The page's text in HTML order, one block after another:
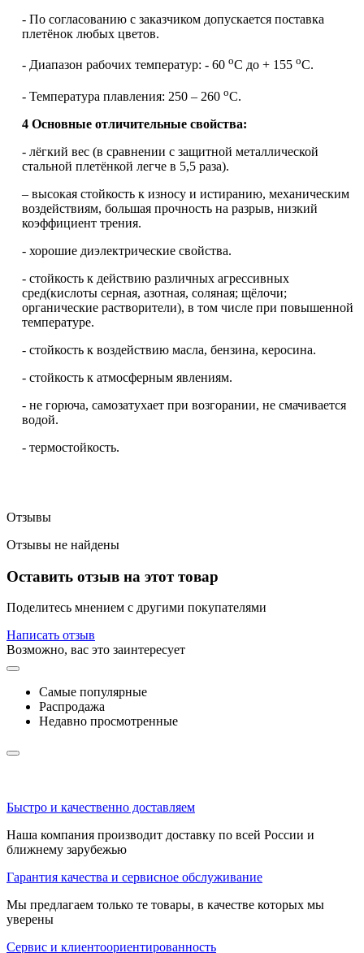
- По согласованию с заказчиком допускается поставка
плетёнок любых цветов.
- Диапазон рабочих температур: - 60 оС до + 155 оС.
- Температура плавления: 250 – 260 оС.
4 Основные отличительные свойства:
- лёгкий вес (в сравнении с защитной металлической
стальной плетёнкой легче в 5,5 раза).
– высокая стойкость к износу и истиранию, механическим
воздействиям, большая прочность на разрыв, низкий
коэффициент трения.
- хорошие диэлектрические свойства.
- стойкость к действию различных агрессивных
сред(кислоты серная, азотная, соляная; щёлочи;
органические растворители), в том числе при повышенной
температуре.
- стойкость к воздействию масла, бензина, керосина.
- стойкость к атмосферным явлениям.
- не горюча, самозатухает при возгорании, не смачивается
водой.
- термостойкость.
Отзывы
Отзывы не найдены
Оставить отзыв на этот товар
Поделитесь мнением с другими покупателями
Написать отзыв
Возможно, вас это заинтересует
Самые популярные
Распродажа
Недавно просмотренные
Быстро и качественно доставляем
Наша компания производит доставку по всей России и
ближнему зарубежью
Гарантия качества и сервисное обслуживание
Мы предлагаем только те товары, в качестве которых мы
уверены
Сервис и клиентоориентированность